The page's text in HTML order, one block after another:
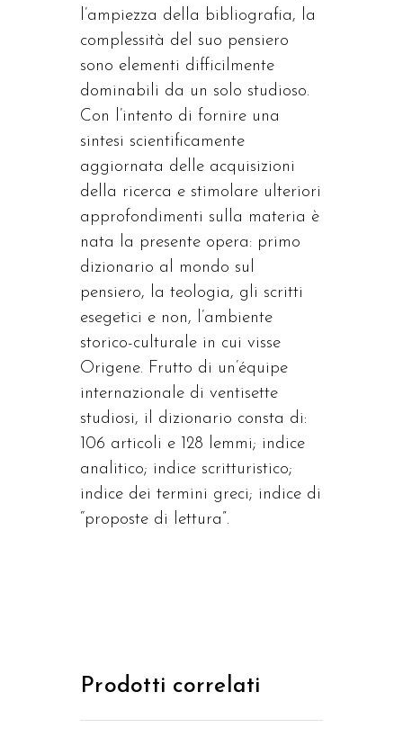
l’ampiezza della bibliografia, la
complessità del suo pensiero
sono elementi difficilmente
dominabili da un solo studioso.
Con l’intento di fornire una
sintesi scientificamente
aggiornata delle acquisizioni
della ricerca e stimolare ulteriori
approfondimenti sulla materia è
nata la presente opera: primo
dizionario al mondo sul
pensiero, la teologia, gli scritti
esegetici e non, l’ambiente
storico-culturale in cui visse
Origene. Frutto di un’équipe
internazionale di ventisette
studiosi, il dizionario consta di:
106 articoli e 128 lemmi; indice
analitico; indice scritturistico;
indice dei termini greci; indice di
“proposte di lettura”.
Prodotti correlati